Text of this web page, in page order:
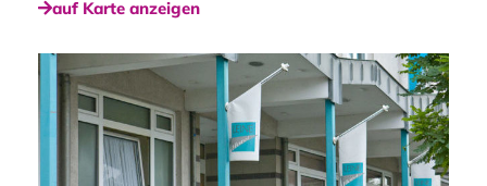
auf Karte anzeigen